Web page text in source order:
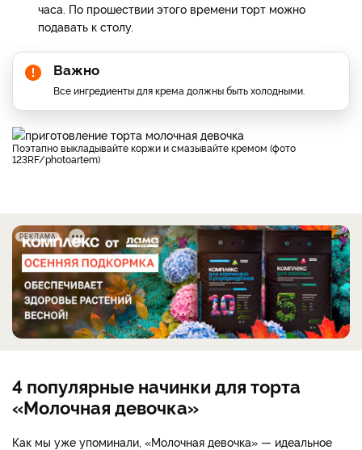
часа. По прошествии этого времени торт можно
подавать к столу.
Важно
Все ингредиенты для крема должны быть холодными.
Поэтапно выкладывайте коржи и cмазывайте кремом (фото
123RF/photoartem)
РЕКЛАМА
4 популярные начинки для торта
«Молочная девочка»
Как мы уже упоминали, «Молочная девочка» — идеальное